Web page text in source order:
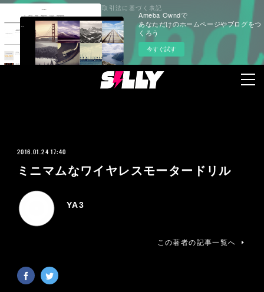
Ameba Owndで
あなただけのホームページやブログをつ
くろう
今すぐ試す
2016.01.24 17:40
ミニマムなワイヤレスモータードリル
YA3
この著者の記事一覧へ
プライバシーポリシー 特定商取引法に基づく表記